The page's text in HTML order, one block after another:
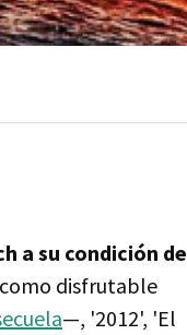
a su condición de
disfrutable
—, '2012', 'El